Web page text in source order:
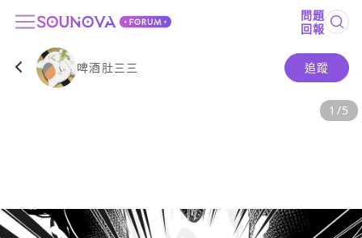
問題
回報
1 /5
啤酒肚三三 追蹤